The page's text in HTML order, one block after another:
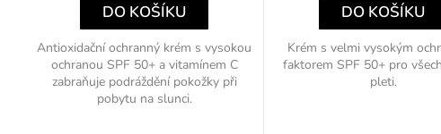
DO KOŠÍKU
Antioxidační ochranný krém s vysokou
ochranou SPF 50+ a vitamínem C
zabraňuje podráždění pokožky při
pobytu na slunci.
DO KOŠÍKU
Krém s velmi vysokým
faktorem SPF 50+ pro
pleti.